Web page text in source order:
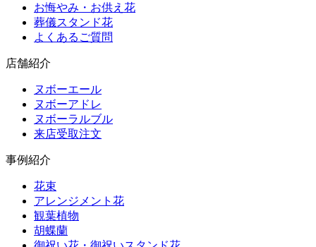
お悔やみ・お供え花
葬儀スタンド花
よくあるご質問
店舗紹介
ヌボーエール
ヌボーアドレ
ヌボーラルブル
来店受取注文
事例紹介
花束
アレンジメント花
観葉植物
胡蝶蘭